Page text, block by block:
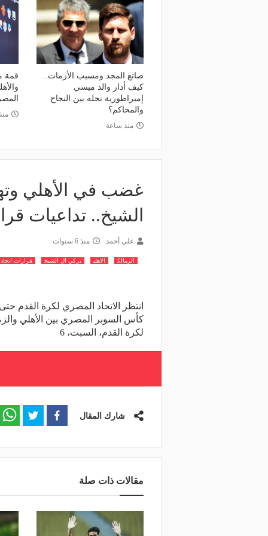
صانع المجد ومسبب الأزمات..
كيف أدار والد ميسي
إمبراطورية نجله بين النجاح
والمحاكم؟
منذ ساعة
قمة
منذ 3
غضب في الأهلي
الشيخ.. تداعيات
علي أحمد منذ 6 سنوات
الزمالك الاهلي تركي ال الشيخ قرارات
انتظر الاتحاد المصري لكرة القدم
كأس السوبر المصري بين الأهلي
لكرة القدم، السبت، 6
شارك المقال
مقالات ذات صلة